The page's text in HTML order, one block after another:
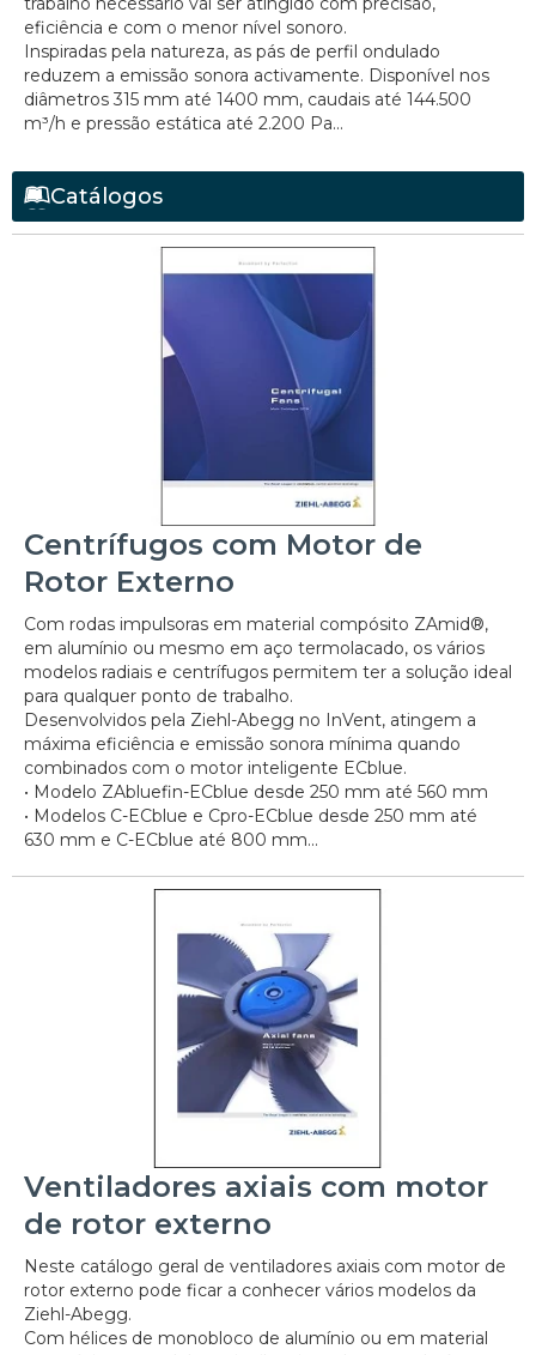
eficiência e com o menor nível sonoro.
Inspiradas pela natureza, as pás de perfil ondulado
reduzem a emissão sonora activamente. Disponível nos
diâmetros 315 mm até 1400 mm, caudais até 144.500
m³/h e pressão estática até 2.200 Pa...
Catálogos
Centrífugos com Motor de
Rotor Externo
Com rodas impulsoras em material compósito ZAmid®,
em alumínio ou mesmo em aço termolacado, os vários
modelos radiais e centrífugos permitem ter a solução ideal
para qualquer ponto de trabalho.
Desenvolvidos pela Ziehl-Abegg no InVent, atingem a
máxima eficiência e emissão sonora mínima quando
combinados com o motor inteligente ECblue.
• Modelo ZAbluefin-ECblue desde 250 mm até 560 mm
• Modelos C-ECblue e Cpro-ECblue desde 250 mm até
630 mm e C-ECblue até 800 mm...
Ventiladores axiais com motor
de rotor externo
Neste catálogo geral de ventiladores axiais com motor de
rotor externo pode ficar a conhecer vários modelos da
Ziehl-Abegg.
Com hélices de monobloco de alumínio ou em material